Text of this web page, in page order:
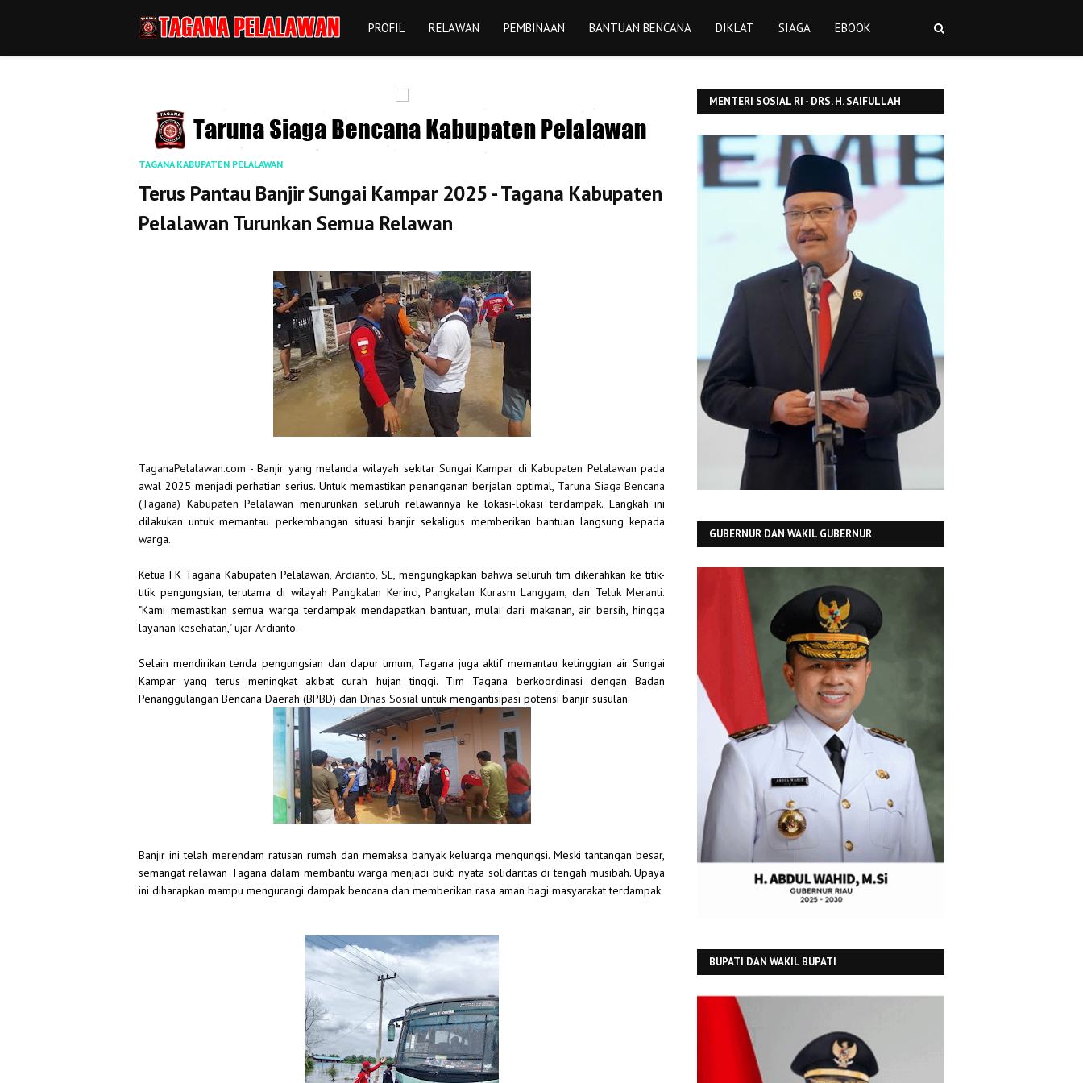
PROFIL RELAWAN PEMBINAAN BANTUAN BENCANA DIKLAT SIAGA EBOOK
TAGANA KABUPATEN PELALAWAN
Terus Pantau Banjir Sungai Kampar 2025 - Tagana Kabupaten
Pelalawan Turunkan Semua Relawan
TaganaPelalawan.com - Banjir yang melanda wilayah sekitarSungai KampardiKabupaten Pelalawan pada
awal 2025 menjadi perhatian serius. Untuk memastikan penanganan berjalan optimal, Taruna Siaga Bencana
(Tagana) Kabupaten Pelalawan menurunkan seluruh relawannya ke lokasi-lokasi terdampak. Langkah ini
dilakukan untuk memantau perkembangan situasi banjir sekaligus memberikan bantuan langsung kepada
warga.
Ketua FK Tagana Kabupaten Pelalawan,Ardianto, SE, mengungkapkan bahwa seluruh tim dikerahkan ke titik-
titik pengungsian, terutama di wilayahPangkalan Kerinci, Pangkalan Kurasm Langgam, dan Teluk Meranti.
"Kami memastikan semua warga terdampak mendapatkan bantuan, mulai dari makanan, air bersih, hingga
layanan kesehatan," ujar Ardianto.
Selain mendirikan tenda pengungsian dan dapur umum, Tagana juga aktif memantau ketinggian air Sungai
Kampar yang terus meningkat akibat curah hujan tinggi. Tim Tagana berkoordinasi dengan Badan
Penanggulangan Bencana Daerah (BPBD) dan Dinas Sosial untuk mengantisipasi potensi banjir susulan.
Banjir ini telah merendam ratusan rumah dan memaksa banyak keluarga mengungsi. Meski tantangan besar,
semangat relawan Tagana dalam membantu warga menjadi bukti nyata solidaritas di tengah musibah. Upaya
ini diharapkan mampu mengurangi dampak bencana dan memberikan rasa aman bagi masyarakat terdampak.
MENTERI SOSIAL RI - DRS. H. SAIFULLAH
GUBERNUR DAN WAKIL GUBERNUR
BUPATI DAN WAKIL BUPATI